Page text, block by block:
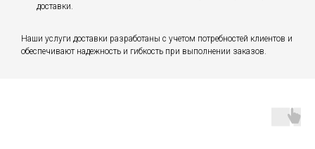
доставки.
Наши услуги доставки разработаны с учетом потребностей клиентов и
обеспечивают надежность и гибкость при выполнении заказов.